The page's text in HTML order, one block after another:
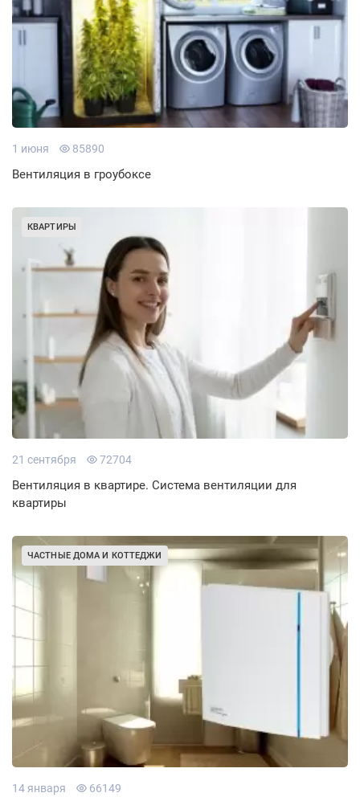
1 июня 85890
Вентиляция в гроубоксе
КВАРТИРЫ
21 сентября 72704
Вентиляция в квартире. Система вентиляции для
квартиры
ЧАСТНЫЕ ДОМА И КОТТЕДЖИ
14 января 66149